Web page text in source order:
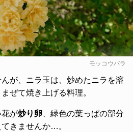
モッコウバラ
が、ニラ玉は、炒めたニラを溶
ぜて焼き上げる料理。
が炒り卵 、緑色の葉っぱの部分
きませんか…。